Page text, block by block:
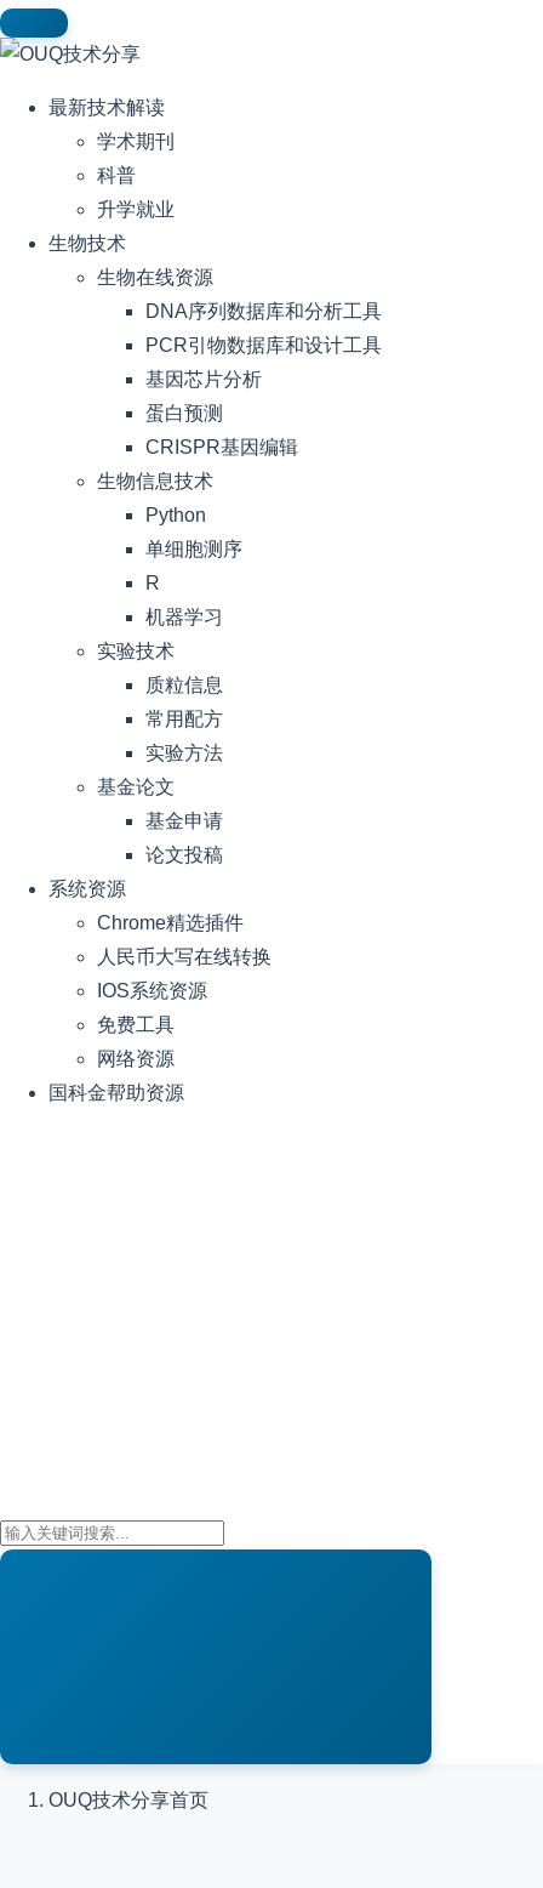
最新技术解读
学术期刊
科普
升学就业
生物技术
生物在线资源
DNA序列数据库和分析工具
PCR引物数据库和设计工具
基因芯片分析
蛋白预测
CRISPR基因编辑
生物信息技术
Python
单细胞测序
R
机器学习
实验技术
质粒信息
常用配方
实验方法
基金论文
基金申请
论文投稿
系统资源
Chrome精选插件
人民币大写在线转换
IOS系统资源
免费工具
网络资源
国科金帮助资源
OUQ技术分享首页